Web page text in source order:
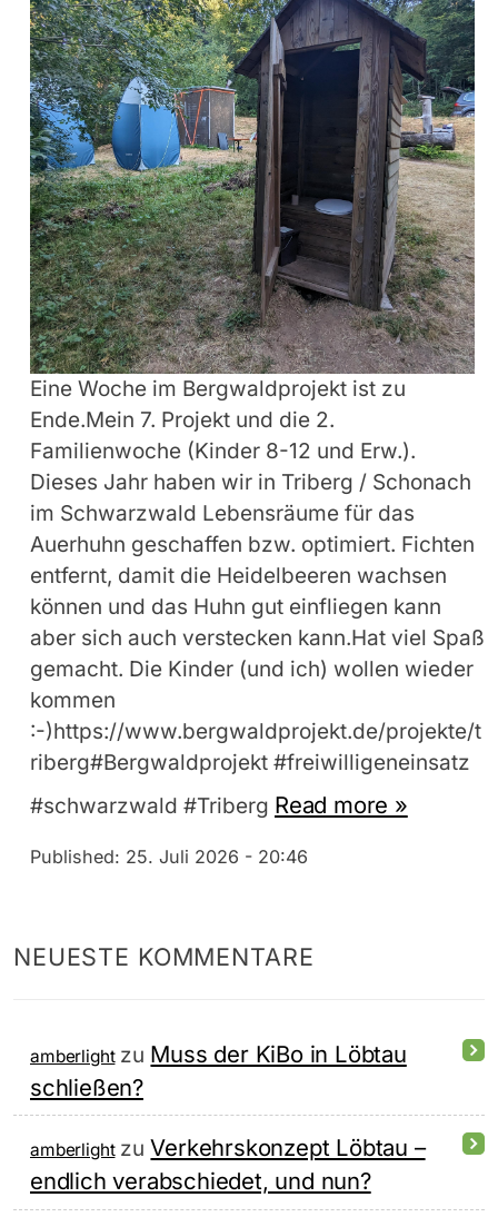
Eine Woche im Bergwaldprojekt ist zu
Ende.Mein 7. Projekt und die 2.
Familienwoche (Kinder 8-12 und Erw.).
Dieses Jahr haben wir in Triberg / Schonach
im Schwarzwald Lebensräume für das
Auerhuhn geschaffen bzw. optimiert. Fichten
entfernt, damit die Heidelbeeren wachsen
können und das Huhn gut einfliegen kann
aber sich auch verstecken kann.Hat viel Spaß
gemacht. Die Kinder (und ich) wollen wieder
kommen
:-)https://www.bergwaldprojekt.de/projekte/t
riberg#Bergwaldprojekt #freiwilligeneinsatz
#schwarzwald #Triberg Read more »
Published: 25. Juli 2026 - 20:46
NEUESTE KOMMENTARE
amberlightzu Muss der KiBo in Löbtau
schließen?
amberlightzuVerkehrskonzept Löbtau –
endlich verabschiedet, und nun?